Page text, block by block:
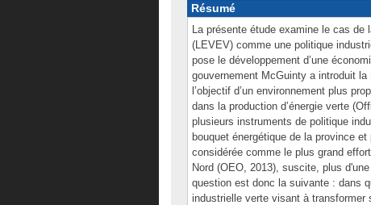
Résumé
La présente étude examine le cas de
(LEVEV) comme une politique
pose le développement d’une
gouvernement McGuinty a introduit
l’objectif d’un environnement plus
dans la production d’énergie verte
plusieurs instruments de politique
bouquet énergétique de la province
considérée comme le plus grand
Nord (OEO, 2013), suscite, plus
question est donc la suivante : dans
industrielle verte visant à transformer